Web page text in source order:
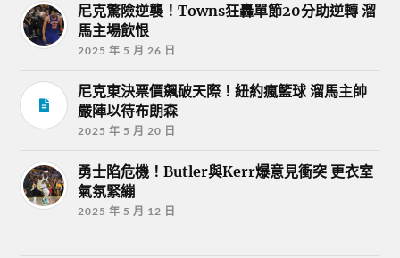
尼克驚險逆襲！Towns狂轟單節20分助逆轉 溜
馬主場飲恨
2025 年 5 月 26 日
尼克東決票價飆破天際！紐約瘋籃球 溜馬主帥
嚴陣以待布朗森
2025 年 5 月 20 日
勇士陷危機！Butler與Kerr爆意見衝突 更衣室
氣氛緊繃
2025 年 5 月 12 日